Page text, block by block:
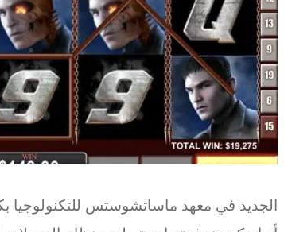
الجديد في معهد ماساتشوستس